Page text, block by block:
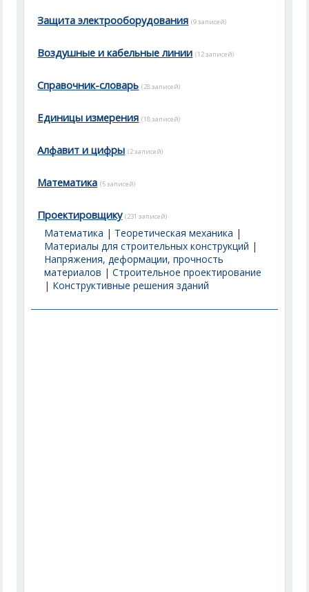
Защита электрооборудования (9 записей)
Воздушные и кабельные линии (12 записей)
Справочник-словарь (28 записей)
Единицы измерения (18 записей)
Алфавит и цифры (2 записей)
Математика (5 записей)
Проектировщику (231 записей)
Математика | Теоретическая механика |
Материалы для строительных конструкций |
Напряжения, деформации, прочность
материалов |Строительное проектирование
| Конструктивные решения зданий